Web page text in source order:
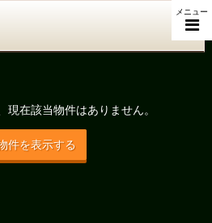
メニュー
現在該当物件はありません。
件を表示する